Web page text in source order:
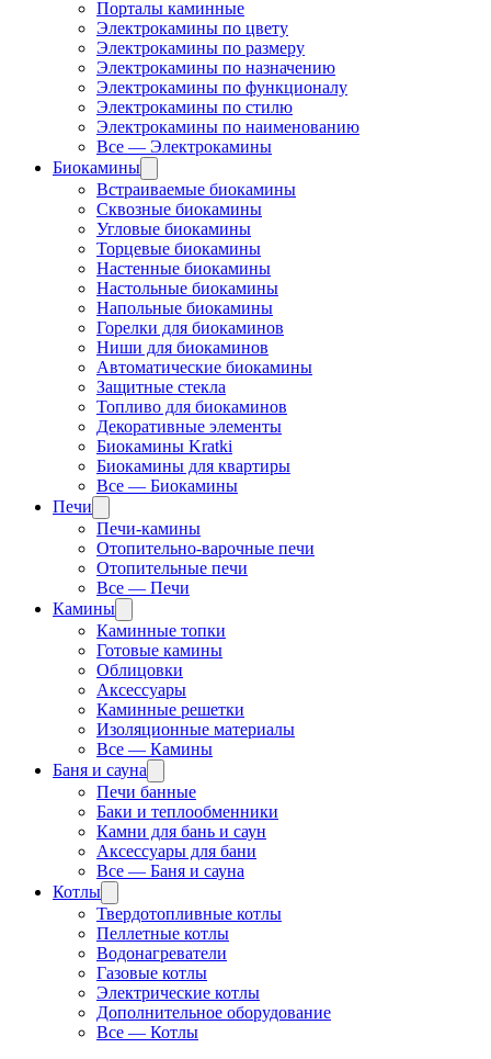
Порталы каминные
Электрокамины по цвету
Электрокамины по размеру
Электрокамины по назначению
Электрокамины по функционалу
Электрокамины по стилю
Электрокамины по наименованию
Все — Электрокамины
Биокамины
Встраиваемые биокамины
Сквозные биокамины
Угловые биокамины
Торцевые биокамины
Настенные биокамины
Настольные биокамины
Напольные биокамины
Горелки для биокаминов
Ниши для биокаминов
Автоматические биокамины
Защитные стекла
Топливо для биокаминов
Декоративные элементы
Биокамины Kratki
Биокамины для квартиры
Все — Биокамины
Печи
Печи-камины
Отопительно-варочные печи
Отопительные печи
Все — Печи
Камины
Каминные топки
Готовые камины
Облицовки
Аксессуары
Каминные решетки
Изоляционные материалы
Все — Камины
Баня и сауна
Печи банные
Баки и теплообменники
Камни для бань и саун
Аксессуары для бани
Все — Баня и сауна
Котлы
Твердотопливные котлы
Пеллетные котлы
Водонагреватели
Газовые котлы
Электрические котлы
Дополнительное оборудование
Все — Котлы